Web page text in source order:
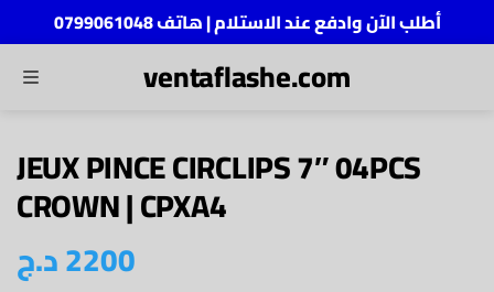
أطلب الآن وادفع عند الاستلام | هاتف 0799061048
MENU ventaflashe.com
JEUX PINCE CIRCLIPS 7″ 04PCS
CROWN | CPXA4
2200د.ج